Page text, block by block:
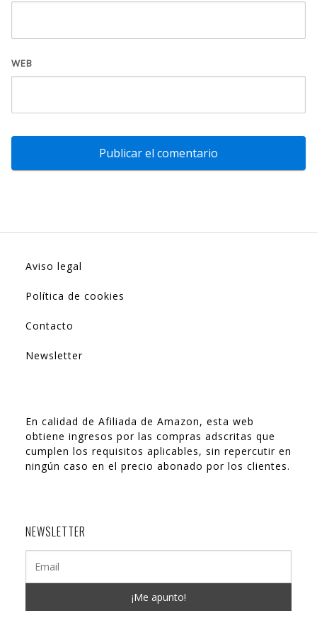
WEB
Aviso legal
Política de cookies
Contacto
Newsletter
En calidad de Afiliada de Amazon, esta web
obtiene ingresos por las compras adscritas que
cumplen los requisitos aplicables, sin repercutir en
ningún caso en el precio abonado por los clientes.
NEWSLETTER